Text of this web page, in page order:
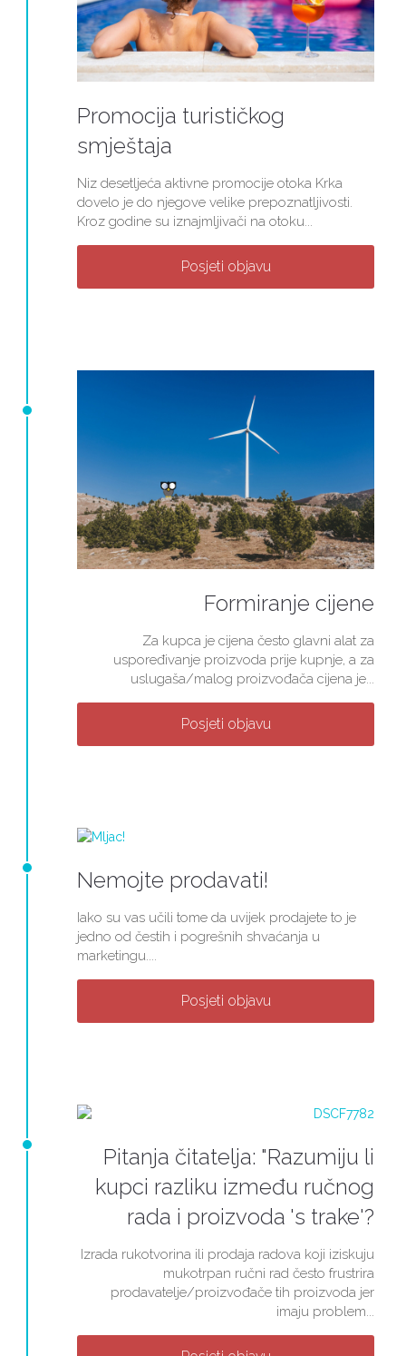
Promocija turističkog
smještaja
Niz desetljeća aktivne promocije otoka Krka
dovelo je do njegove velike prepoznatljivosti.
Kroz godine su iznajmljivači na otoku...
Posjeti objavu
Formiranje cijene
Za kupca je cijena često glavni alat za
uspoređivanje proizvoda prije kupnje, a za
uslugaša/malog proizvođača cijena je...
Posjeti objavu
Nemojte prodavati!
Iako su vas učili tome da uvijek prodajete to je
jedno od čestih i pogrešnih shvaćanja u
marketingu....
Posjeti objavu
Pitanja čitatelja: "Razumiju li
kupci razliku između ručnog
rada i proizvoda 's trake'?
Izrada rukotvorina ili prodaja radova koji iziskuju
mukotrpan ručni rad često frustrira
prodavatelje/proizvođače tih proizvoda jer
imaju problem...